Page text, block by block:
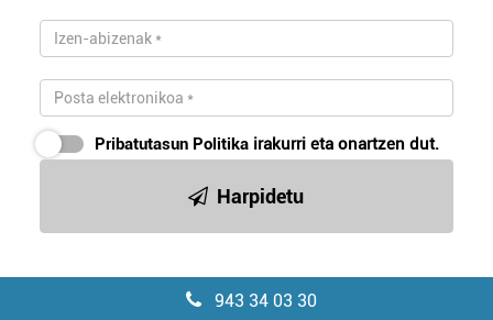
Pribatutasun Politika irakurri eta onartzen dut.
Harpidetu
943 34 03 30